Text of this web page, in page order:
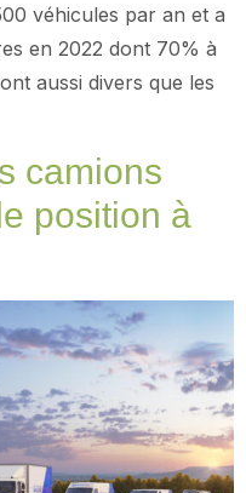
véhicules par an et a
en 2022 dont 70% à
aussi divers que les
camions
position à